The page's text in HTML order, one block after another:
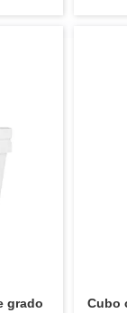
grado
Cubo